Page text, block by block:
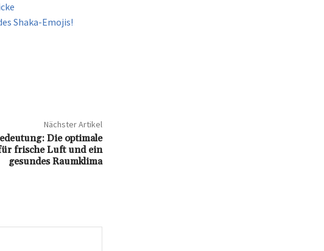
Shaka-Emojis!
Nächster Artikel
Die optimale
frische Luft und ein
gesundes Raumklima